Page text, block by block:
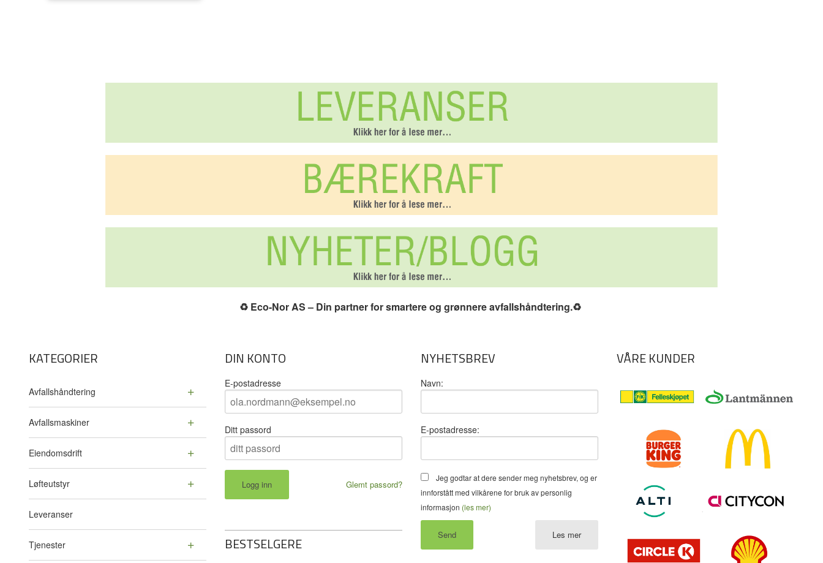
♻️ Eco-Nor AS – Din partner for smartere og grønnere avfallshåndtering.♻️
KATEGORIER
Avfallshåndtering
Avfallsmaskiner
Eiendomsdrift
Løfteutstyr
Leveranser
Tjenester
DIN KONTO
E-postadresse
Ditt passord
Glemt passord?
BESTSELGERE
NYHETSBREV
Navn:
E-postadresse:
Jeg godtar at dere sender meg nyhetsbrev, og er
innforstått med vilkårene for bruk av personlig
informasjon (les mer)
Les mer
VÅRE KUNDER